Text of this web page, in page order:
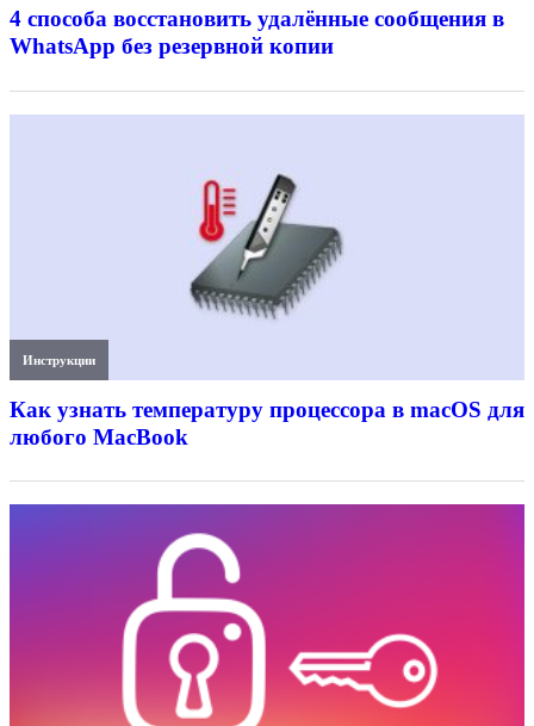
4 способа восстановить удалённые сообщения в
WhatsApp без резервной копии
Инструкции
Как узнать температуру процессора в macOS для
любого MacBook